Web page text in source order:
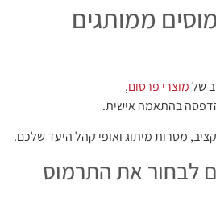
ממותגים
שלמוצרי פרסום,
בהתאמה אישית.
מטרות מיתוג ואופי קהל היעד שלכם.
לבחור את התרמוס